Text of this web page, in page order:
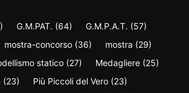
G.M.PAT. (64) G.M.P.A.T. (57)
mostra-concorso (36) mostra (29)
statico (27) Medagliere (25)
(23) Più Piccoli del Vero (23)